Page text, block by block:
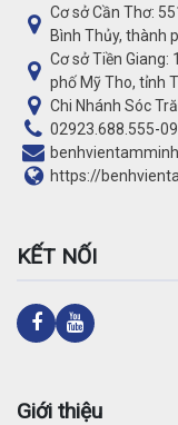
Giới thiệu
Cơ sở Cần Thơ:
Bình Thủy, thành
Cơ sở Tiền
phố Mỹ Tho, tỉnh
Chi Nhánh Sóc
02923.688.555-
https://
KẾT NỐI